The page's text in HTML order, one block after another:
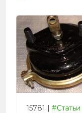
15781 | #Статьи